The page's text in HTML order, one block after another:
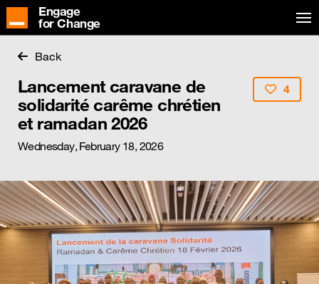
Engage
for Change
Back
Lancement caravane de
solidarité carême chrétien
et ramadan 2026
Wednesday, February 18, 2026
4